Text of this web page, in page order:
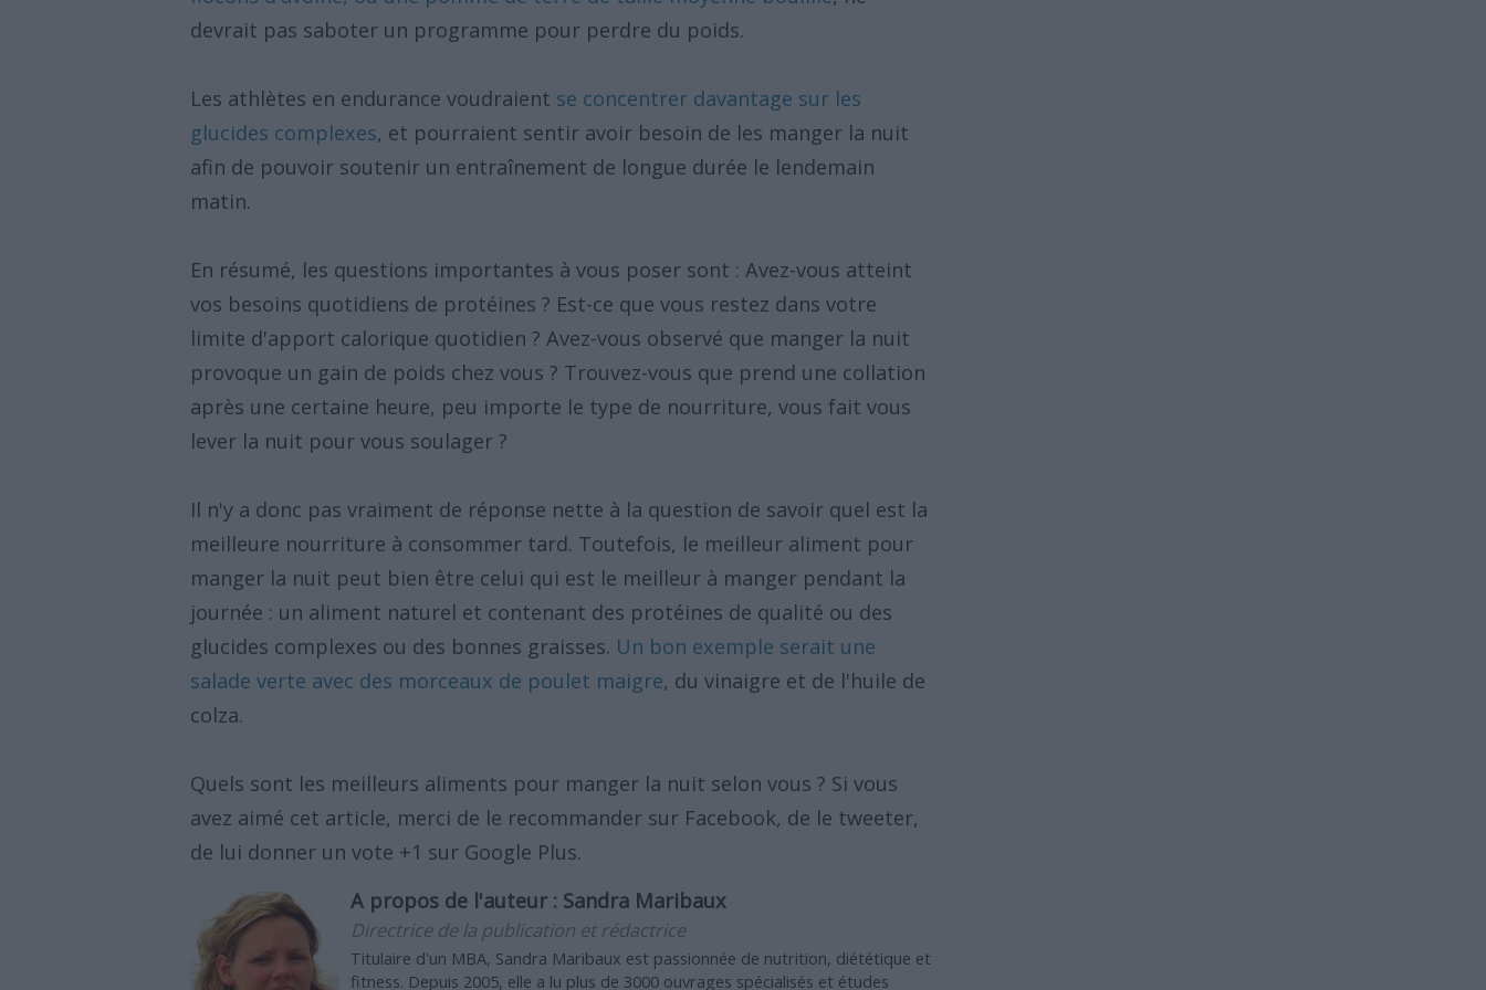
devrait pas saboter un programme pour perdre du poids.
Les athlètes en endurance voudraient se concentrer davantage sur les
glucides complexes, et pourraient sentir avoir besoin de les manger la nuit
afin de pouvoir soutenir un entraînement de longue durée le lendemain
matin.
En résumé, les questions importantes à vous poser sont : Avez-vous atteint
vos besoins quotidiens de protéines ? Est-ce que vous restez dans votre
limite d'apport calorique quotidien ? Avez-vous observé que manger la nuit
provoque un gain de poids chez vous ? Trouvez-vous que prend une collation
après une certaine heure, peu importe le type de nourriture, vous fait vous
lever la nuit pour vous soulager ?
Il n'y a donc pas vraiment de réponse nette à la question de savoir quel est la
meilleure nourriture à consommer tard. Toutefois, le meilleur aliment pour
manger la nuit peut bien être celui qui est le meilleur à manger pendant la
journée : un aliment naturel et contenant des protéines de qualité ou des
glucides complexes ou des bonnes graisses. Un bon exemple serait une
salade verte avec des morceaux de poulet maigre, du vinaigre et de l'huile de
colza.
Quels sont les meilleurs aliments pour manger la nuit selon vous ? Si vous
avez aimé cet article, merci de le recommander sur Facebook, de le tweeter,
de lui donner un vote +1 sur Google Plus.
A propos de l'auteur : Sandra Maribaux
Directrice de la publication et rédactrice
Titulaire d'un MBA, Sandra Maribaux est passionnée de nutrition, diététique et
fitness. Depuis 2005, elle a lu plus de 3000 ouvrages spécialisés et études